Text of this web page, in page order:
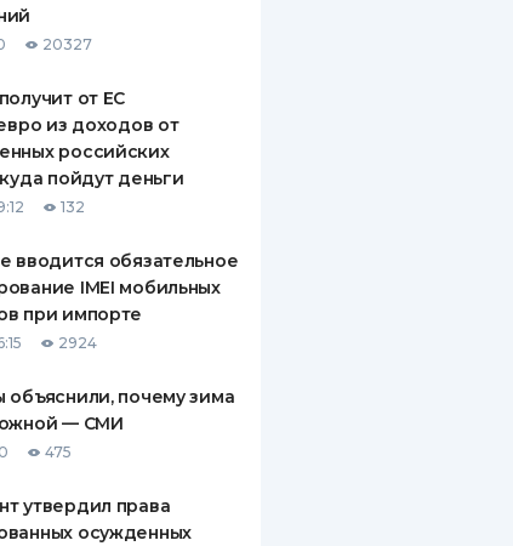
ПО
ПОЛИСЫ
КОМПАНИИ
20327
от ЕС
из доходов от
российских
пойдут деньги
132
вводится обязательное
IMEI мобильных
при импорте
2924
объяснили, почему зима
— СМИ
475
утвердил права
осужденных